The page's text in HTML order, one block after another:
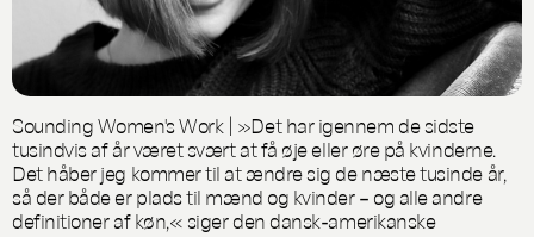
Sounding Women's Work | »Det har igennem de sidste
tusindvis af år været svært at få øje eller øre på kvinderne.
Det håber jeg kommer til at ændre sig de næste tusinde år,
så der både er plads til mænd og kvinder – og alle andre
definitioner af køn,« siger den dansk-amerikanske